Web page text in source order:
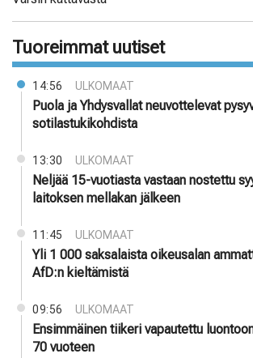
Tuoreimmat uutiset
14:56 ULKOMAAT
Puola ja Yhdysvallat neuvottelevat
sotilastukikohdista
13:30 ULKOMAAT
Neljää 15-vuotiasta vastaan nostettu
laitoksen mellakan jälkeen
11:45 ULKOMAAT
Yli 1 000 saksalaista oikeusalan
AfD:n kieltämistä
09:56 ULKOMAAT
Ensimmäinen tiikeri vapautettu
70 vuoteen